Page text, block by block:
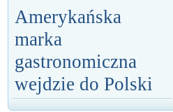
Amerykańska
marka
gastronomiczna
wejdzie do Polski